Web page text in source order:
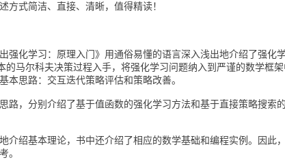
方式简洁、直接、清晰，值得精读！
出强化学习：原理入门》用通俗易懂的语言深入浅出地介绍了强
的马尔科夫决策过程入手，将强化学习问题纳入到严谨的数学
本思路：交互迭代策略评估和策略改善。
路，分别介绍了基于值函数的强化学习方法和基于直接策略搜
介绍基本理论，书中还介绍了相应的数学基础和编程实例。因
。